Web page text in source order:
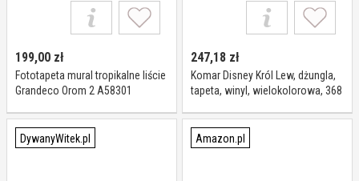
199,00 zł
Fototapeta mural tropikalne liście
Grandeco Orom 2 A58301
247,18 zł
Komar Disney Król Lew, dżungla,
tapeta, winyl, wielokolorowa, 368
DywanyWitek.pl Amazon.pl